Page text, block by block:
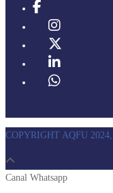
COPYRIGHT AQFU 2024,
Canal Whatsapp